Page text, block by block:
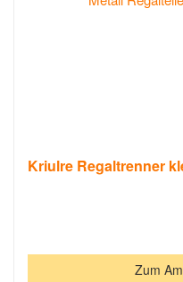
Kriulre Regaltrenner
Zum